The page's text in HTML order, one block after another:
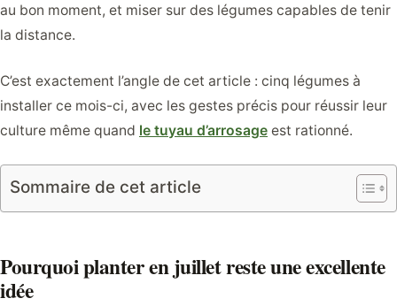
au bon moment, et miser sur des légumes capables de tenir
la distance.
C’est exactement l’angle de cet article : cinq légumes à
installer ce mois-ci, avec les gestes précis pour réussir leur
culture même quand le tuyau d’arrosage est rationné.
Sommaire de cet article
Pourquoi planter en juillet reste une excellente
idée